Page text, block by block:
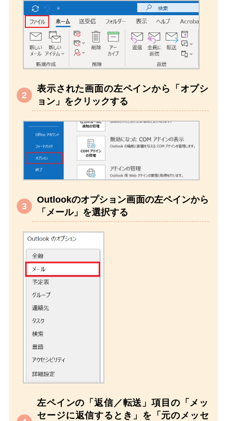
表示された画面の左ペインから「オプシ
ョン」をクリックする
Outlookのオプション画面の左ペインから
「メール」を選択する
左ペインの「返信／転送」項目の「メッ
セージに返信するとき」を「元のメッセ